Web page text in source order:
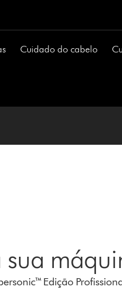
Cuidado do cabelo
sua
Edição